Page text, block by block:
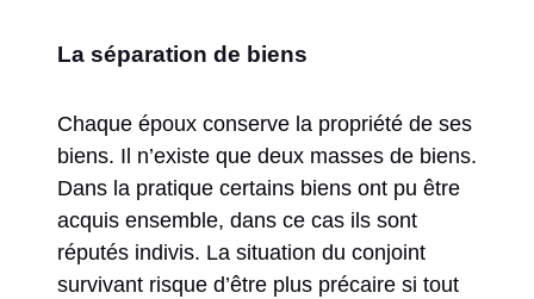
La séparation de biens
Chaque époux conserve la propriété de ses
biens. Il n’existe que deux masses de biens.
Dans la pratique certains biens ont pu être
acquis ensemble, dans ce cas ils sont
réputés indivis. La situation du conjoint
survivant risque d’être plus précaire si tout